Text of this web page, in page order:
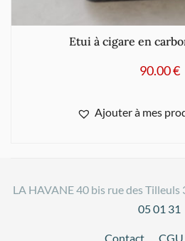
Etui à cigare en
90.00€
Ajouter à mes
LA HAVANE 40 bis rue des Tilleuls
05 01 31
Contact CGU